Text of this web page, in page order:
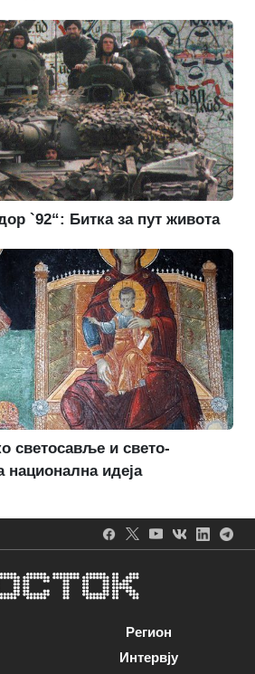
`92“: Битка за пут живота
светосавље и свето-
национална идеја
Регион
Интервју